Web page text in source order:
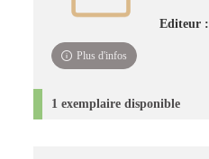
Editeur :
Plus d'infos
1 exemplaire disponible